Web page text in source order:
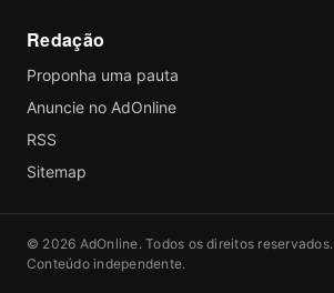
Redação
Proponha uma pauta
Anuncie no AdOnline
RSS
Sitemap
© 2026 AdOnline. Todos os direitos reservados.
Conteúdo independente.